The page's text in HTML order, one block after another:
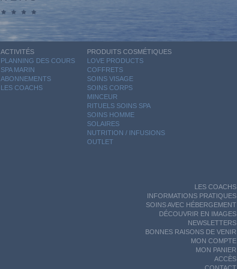
ACTIVITÉS
PLANNING DES COURS
SPA MARIN
ABONNEMENTS
LES COACHS
PRODUITS COSMÉTIQUES
LOVE PRODUCTS
COFFRETS
SOINS VISAGE
SOINS CORPS
MINCEUR
RITUELS SOINS SPA
SOINS HOMME
SOLAIRES
NUTRITION / INFUSIONS
OUTLET
LES COACHS
INFORMATIONS PRATIQUES
SOINS AVEC HÉBERGEMENT
DÉCOUVRIR EN IMAGES
NEWSLETTERS
BONNES RAISONS DE VENIR
MON COMPTE
MON PANIER
ACCÈS